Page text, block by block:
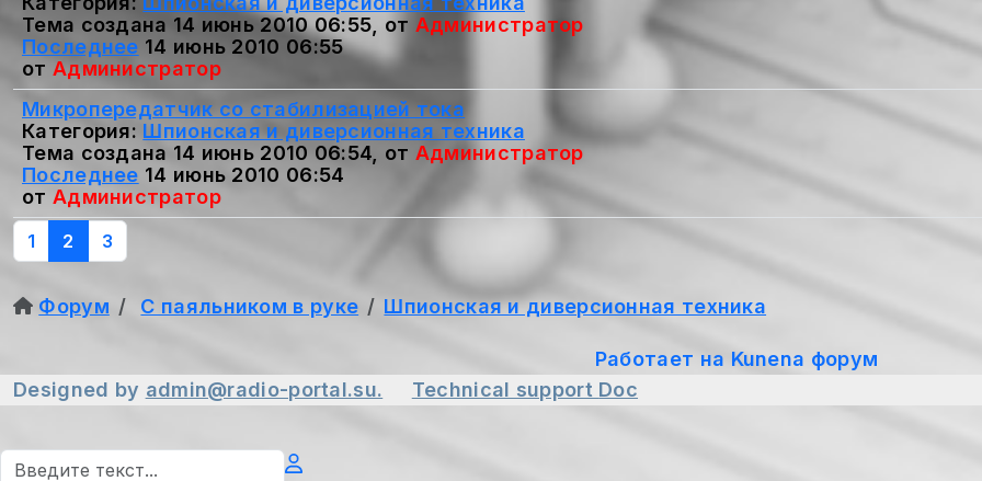
Тема создана 14 июнь 2010 06:55, от Администратор
Последнее 14 июнь 2010 06:55
от Администратор
Микропередатчик со стабилизацией тока
Категория: Шпионская и диверсионная техника
Тема создана 14 июнь 2010 06:54, от Администратор
Последнее 14 июнь 2010 06:54
от Администратор
1 2 3
Форум С паяльником в руке Шпионская и диверсионная техника
Работает на Kunena форум
Designed by admin@radio-portal.su. Technical support Doc
Поиск